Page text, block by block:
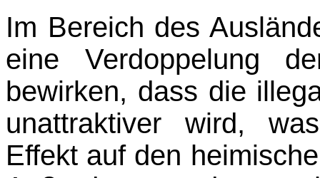
Im Bereich des
eine Verdoppelung
bewirken, dass die
unattrak­tiver wird,
Effekt auf den